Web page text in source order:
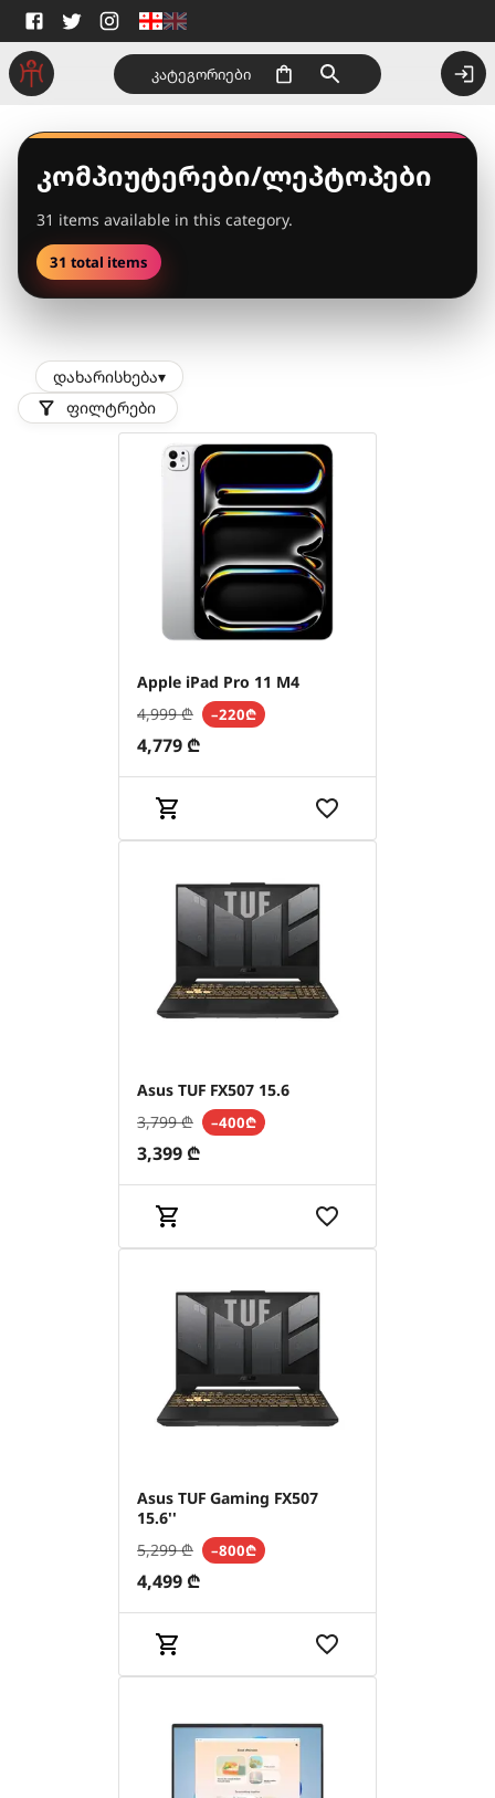
კატეგორიები
კომპიუტერები/ლეპტოპები
31 items available in this category.
31 total items
დახარისხება▾
ფილტრები
Apple iPad Pro 11 M4
4,999₾ –220₾
4,779 ₾
Asus TUF FX507 15.6
3,799₾ –400₾
3,399 ₾
Asus TUF Gaming FX507
15.6''
5,299₾ –800₾
4,499 ₾